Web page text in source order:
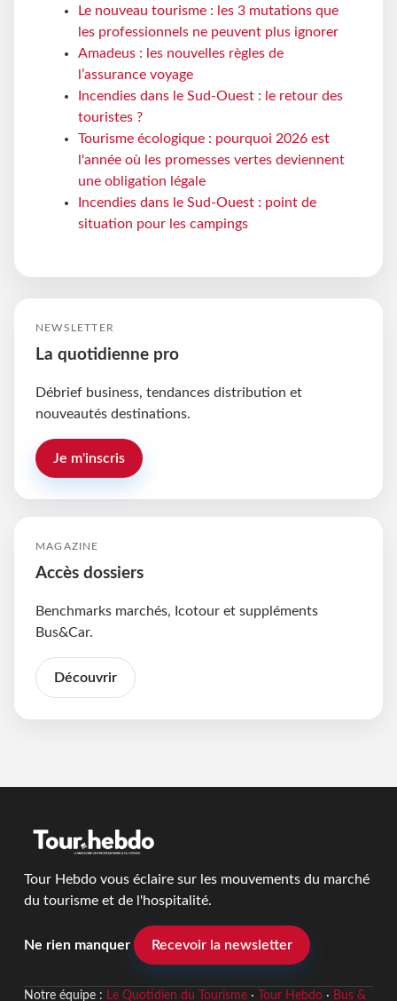
Le nouveau tourisme : les 3 mutations que
les professionnels ne peuvent plus ignorer
Amadeus : les nouvelles règles de
l’assurance voyage
Incendies dans le Sud-Ouest : le retour des
touristes ?
Tourisme écologique : pourquoi 2026 est
l'année où les promesses vertes deviennent
une obligation légale
Incendies dans le Sud-Ouest : point de
situation pour les campings
NEWSLETTER
La quotidienne pro
Débrief business, tendances distribution et
nouveautés destinations.
Je m'inscris
MAGAZINE
Accès dossiers
Benchmarks marchés, Icotour et suppléments
Bus&Car.
Découvrir
Tour Hebdo vous éclaire sur les mouvements du marché
du tourisme et de l'hospitalité.
Ne rien manquer Recevoir la newsletter
Notre équipe : Le Quotidien du Tourisme· Tour Hebdo· Bus &